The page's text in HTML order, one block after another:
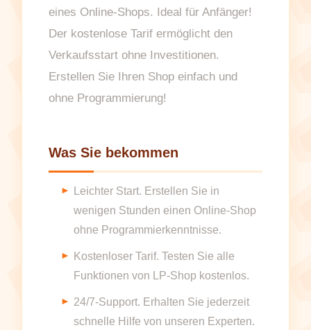
eines Online-Shops. Ideal für Anfänger!
Der kostenlose Tarif ermöglicht den
Verkaufsstart ohne Investitionen.
Erstellen Sie Ihren Shop einfach und
ohne Programmierung!
Was Sie bekommen
Leichter Start. Erstellen Sie in
wenigen Stunden einen Online-Shop
ohne Programmierkenntnisse.
Kostenloser Tarif. Testen Sie alle
Funktionen von LP-Shop kostenlos.
24/7-Support. Erhalten Sie jederzeit
schnelle Hilfe von unseren Experten.